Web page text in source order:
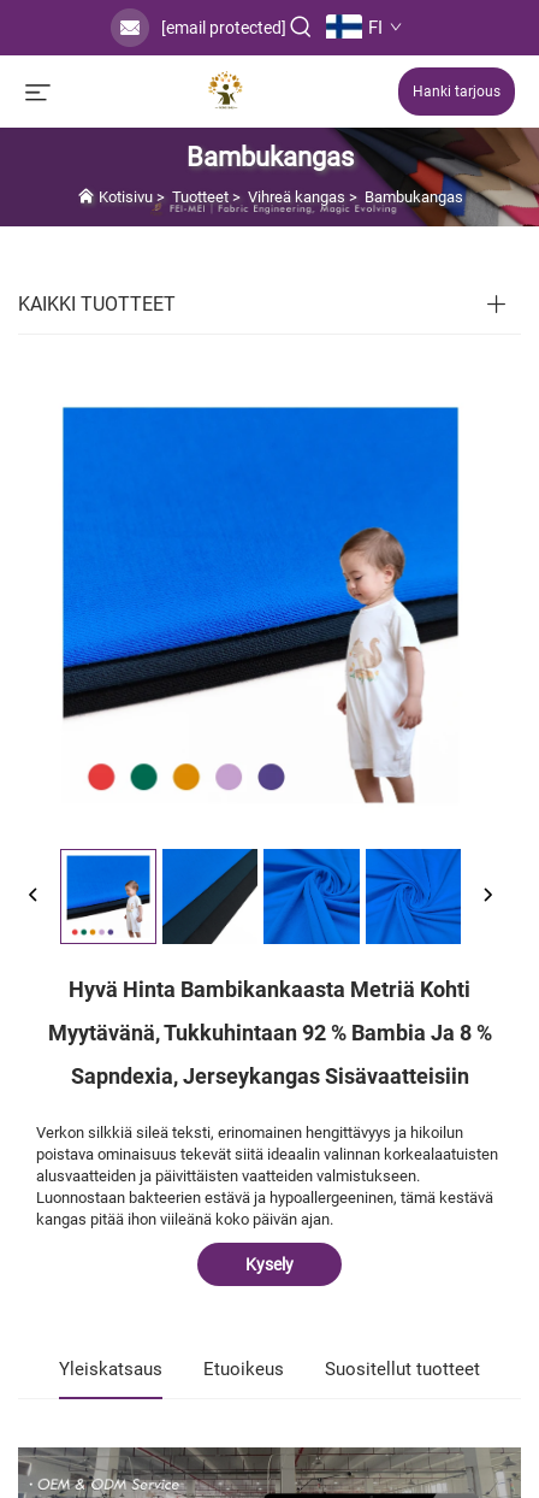
[email protected] FI
Hanki tarjous
Bambukangas
Kotisivu> Tuotteet> Vihreä kangas > Bambukangas
KAIKKI TUOTTEET
Hyvä Hinta Bambikankaasta Metriä Kohti
Myytävänä, Tukkuhintaan 92 % Bambia Ja 8 %
Sapndexia, Jerseykangas Sisävaatteisiin
Verkon silkkiä sileä teksti, erinomainen hengittävyys ja hikoilun
poistava ominaisuus tekevät siitä ideaalin valinnan korkealaatuisten
alusvaatteiden ja päivittäisten vaatteiden valmistukseen.
Luonnostaan bakteerien estävä ja hypoallergeeninen, tämä kestävä
kangas pitää ihon viileänä koko päivän ajan.
Kysely
Yleiskatsaus Etuoikeus Suositellut tuotteet